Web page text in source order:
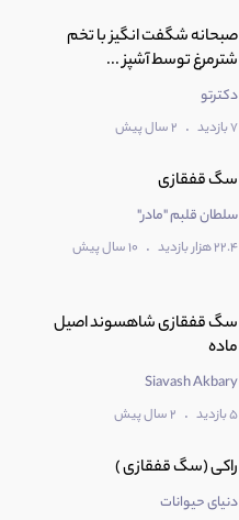
صبحانه شگفت انگیز با تخم
شترمرغ توسط آشپز ...
دکترتو
7 بازدید . 2 سال پیش
سگ قفقازی
سلطان قلبم "مادر"
22.4 هزار بازدید . 10 سال پیش
سگ قفقازی شاهسوند اصیل
ماده
Siavash Akbary
5 بازدید . 2 سال پیش
راکی (سگ قفقازی )
دنیای حیوانات